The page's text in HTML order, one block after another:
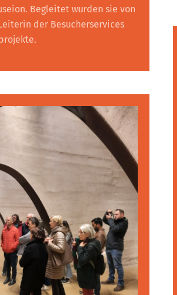
Begleitet wurden sie von
der Besucherservices